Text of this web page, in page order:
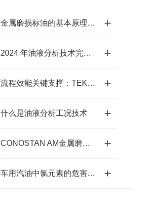
金属磨损标油的基本原理与核心成分
2024 年油液分析技术完整版
流程效能关键支撑：TEKMAR七通阀的使用意义与核心要点
什么是油液分析工况技术
CONOSTAN AM金属磨损标油的作用分析
车用汽油中氯元素的危害、来源及检测方法